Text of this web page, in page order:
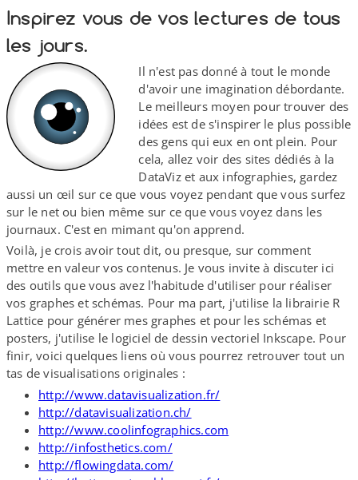
Inspirez vous de vos lectures de tous
les jours.
Il n'est pas donné à tout le monde
d'avoir une imagination débordante.
Le meilleurs moyen pour trouver des
idées est de s'inspirer le plus possible
des gens qui eux en ont plein. Pour
cela, allez voir des sites dédiés à la
DataViz et aux infographies, gardez
aussi un œil sur ce que vous voyez pendant que vous surfez
sur le net ou bien même sur ce que vous voyez dans les
journaux. C'est en mimant qu'on apprend.
Voilà, je crois avoir tout dit, ou presque, sur comment
mettre en valeur vos contenus. Je vous invite à discuter ici
des outils que vous avez l'habitude d'utiliser pour réaliser
vos graphes et schémas. Pour ma part, j'utilise la librairie R
Lattice pour générer mes graphes et pour les schémas et
posters, j'utilise le logiciel de dessin vectoriel Inkscape. Pour
finir, voici quelques liens où vous pourrez retrouver tout un
tas de visualisations originales :
http://​www​.datavisualization​.fr/
http://​datavisualization​.ch/
http://​www​.coolinfographics​.com
http://​infosthetics​.com/
http://​flowingdata​.com/